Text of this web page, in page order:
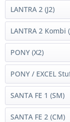
LANTRA 2 (J2)
LANTRA 2 Kombi
PONY (X2)
PONY / EXCEL
SANTA FE 1 (SM)
SANTA FE 2 (CM)